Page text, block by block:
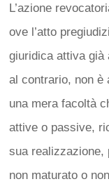
L’azione
ove l’atto
giuridica attiva già
al contrario, non è
una mera facoltà
attive o passive,
sua realizzazione,
non maturato o